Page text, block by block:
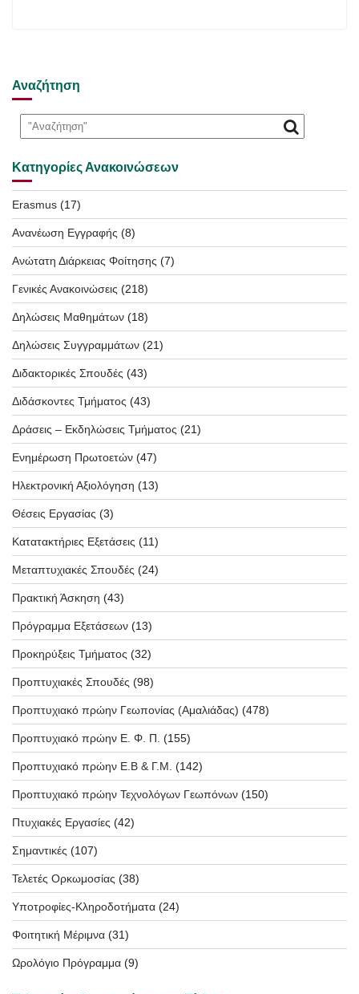
Αναζήτηση
Κατηγορίες Ανακοινώσεων
Erasmus (17)
Ανανέωση Εγγραφής (8)
Ανώτατη Διάρκειας Φοίτησης (7)
Γενικές Ανακοινώσεις (218)
Δηλώσεις Μαθημάτων (18)
Δηλώσεις Συγγραμμάτων (21)
Διδακτορικές Σπουδές (43)
Διδάσκοντες Τμήματος (43)
Δράσεις – Εκδηλώσεις Τμήματος (21)
Ενημέρωση Πρωτοετών (47)
Ηλεκτρονική Αξιολόγηση (13)
Θέσεις Εργασίας (3)
Κατατακτήριες Εξετάσεις (11)
Μεταπτυχιακές Σπουδές (24)
Πρακτική Άσκηση (43)
Πρόγραμμα Εξετάσεων (13)
Προκηρύξεις Τμήματος (32)
Προπτυχιακές Σπουδές (98)
Προπτυχιακό πρώην Γεωπονίας (Αμαλιάδας) (478)
Προπτυχιακό πρώην Ε. Φ. Π. (155)
Προπτυχιακό πρώην Ε.Β & Γ.Μ. (142)
Προπτυχιακό πρώην Τεχνολόγων Γεωπόνων (150)
Πτυχιακές Εργασίες (42)
Σημαντικές (107)
Τελετές Ορκωμοσίας (38)
Υποτροφίες-Κληροδοτήματα (24)
Φοιτητική Μέριμνα (31)
Ωρολόγιο Πρόγραμμα (9)